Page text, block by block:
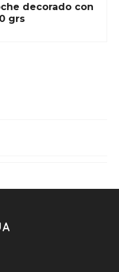
decorado con
grs